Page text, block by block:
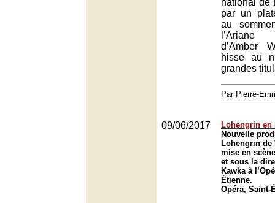
national de
par un
au
l’Ariane
d’Amber
hisse au
grandes
Par Pierre-
09/06/2017
Lohengrin en
Nouvelle
Lohengrin de
mise en
et sous la
Kawka à
Étienne.
Opéra, Saint-